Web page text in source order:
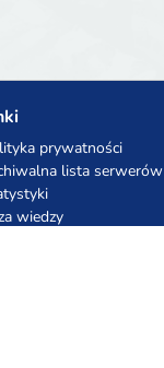
prywatności
lista serwerów
wiedzy